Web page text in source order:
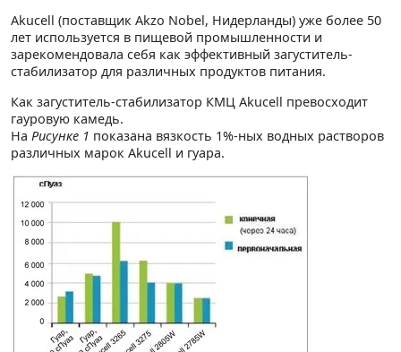
Akucell (поставщик Akzo Nobel, Нидерланды) уже более 50
лет используется в пищевой промышленности и
зарекомендовала себя как эффективный загyститель-
стабилизатор для различных продуктов питания.
Как загуститель-стабилизатор КМЦ Akucell превосходит
гауровую камедь.
На Рисунке 1 показана вязкость 1%-ных водных растворов
различных марок Akucell и гуара.